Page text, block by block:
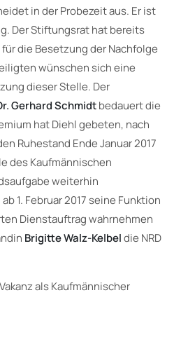
in der Probezeit aus. Er ist
Der Stiftungsrat hat bereits
die Besetzung der Nachfolge
wünschen sich eine
dieser Stelle. Der
Gerhard Schmidtbedauert die
hat Diehl gebeten, nach
Ruhestand Ende Januar 2017
des Kaufmännischen
weiterhin
1. Februar 2017 seine Funktion
Dienstauftrag wahrnehmen
Brigitte Walz-Kelbeldie NRD
als Kaufmännischer